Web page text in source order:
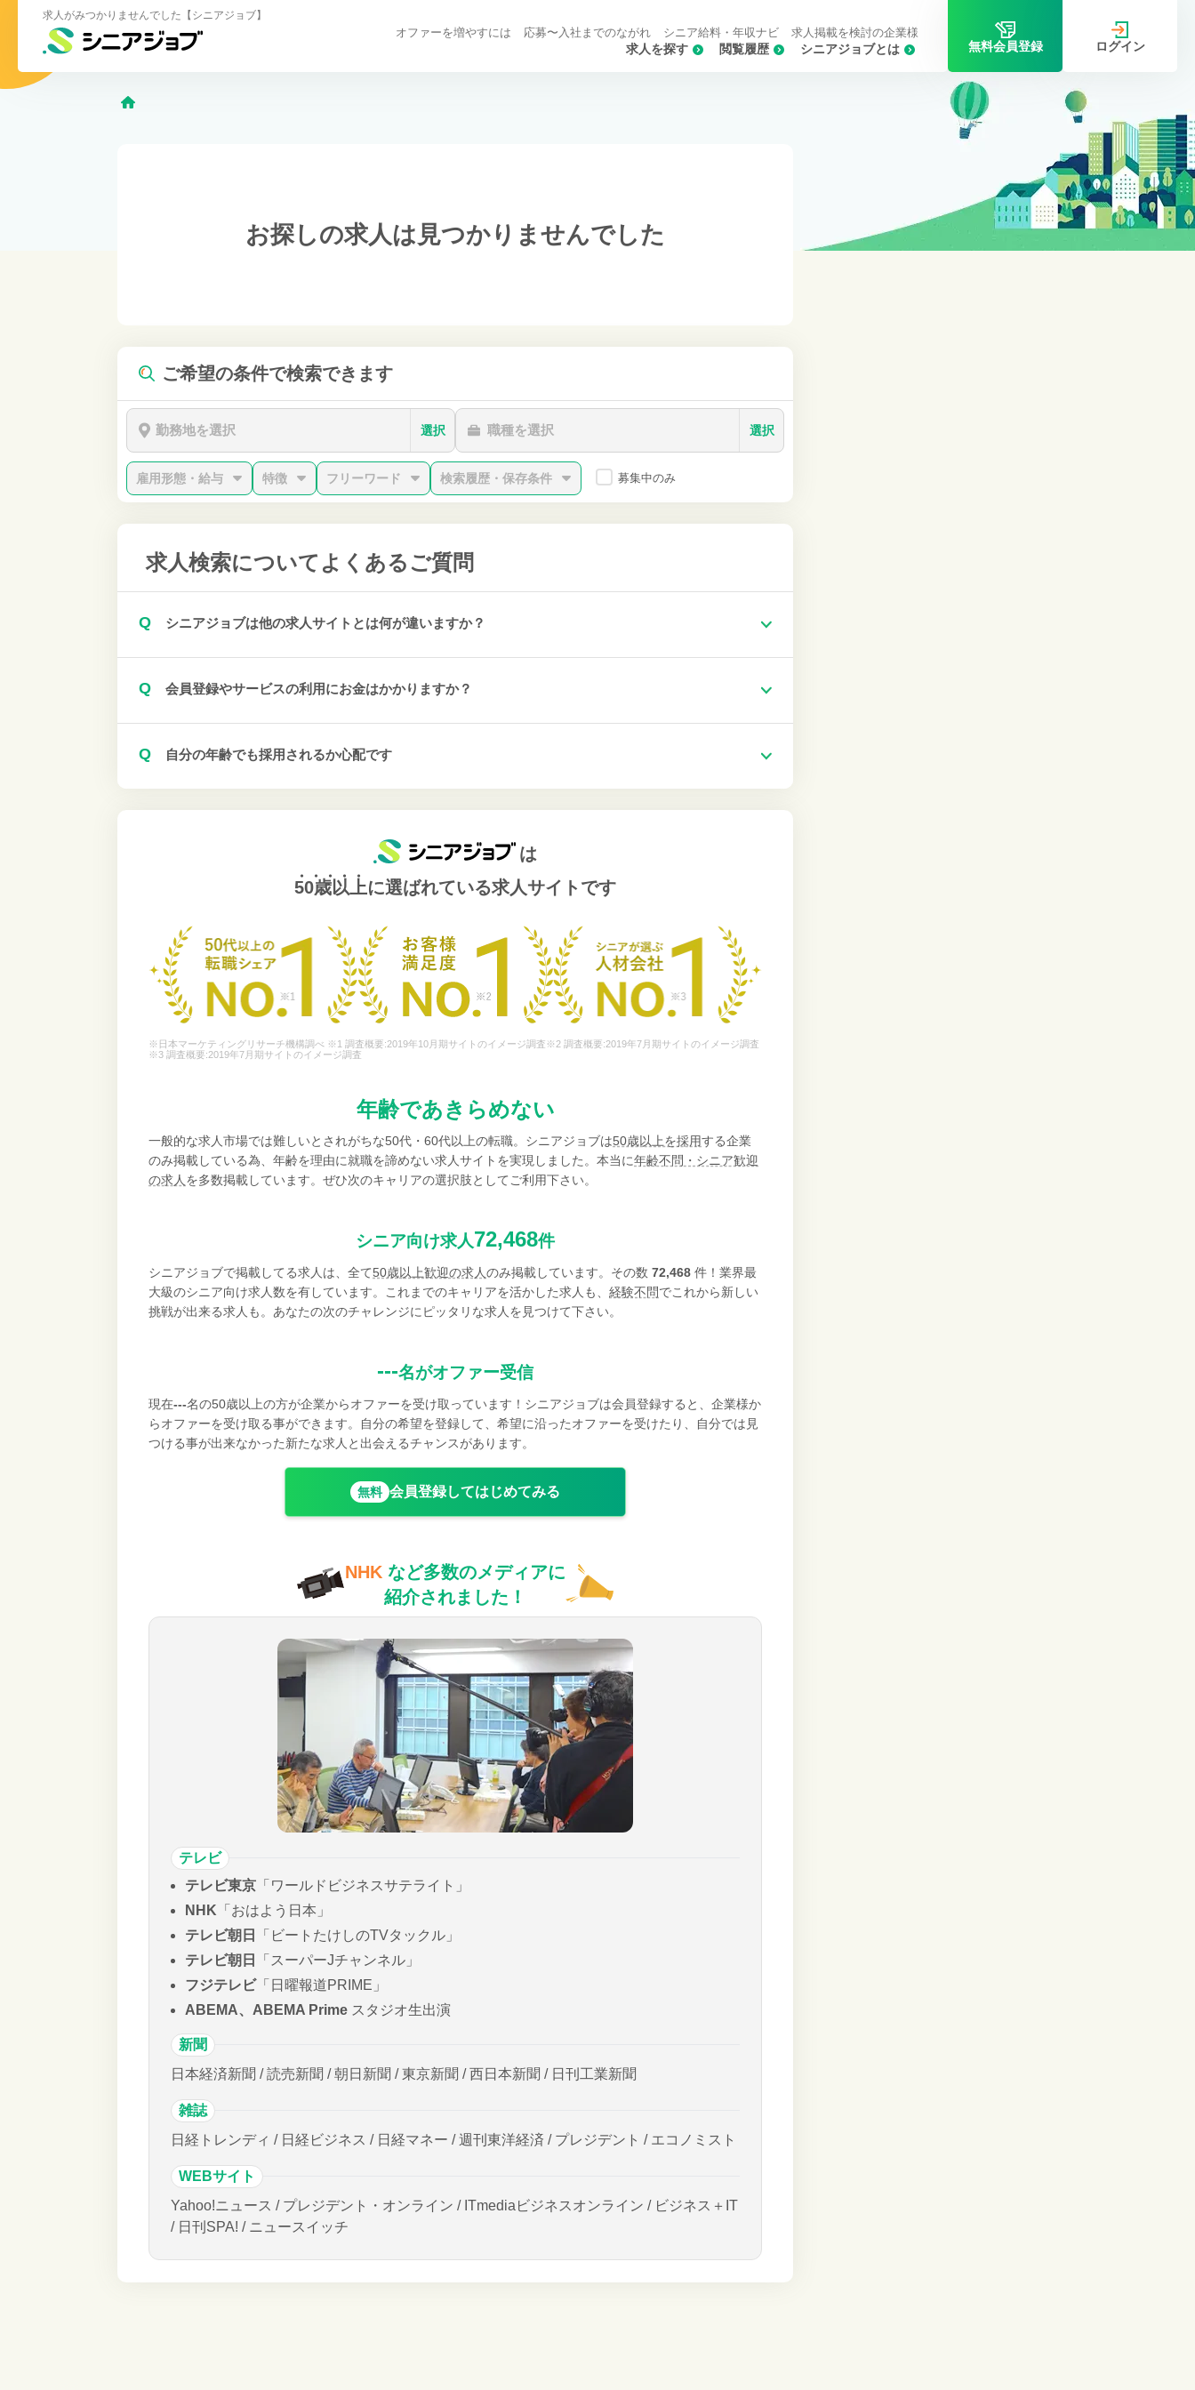
求人がみつかりませんでした【シニアジョブ】
求人を探す シニアジョブとは
閲覧履歴
オファーを増やすには 応募〜入社までのながれ シニア給料・年収ナビ 求人掲載を検討の企業様
無料会員登録 ログイン
お探しの求人は 見つかりませんでした
ご希望の条件で検索できます
勤務地を選択 選択 職種を選択 選択
雇用形態・給与 特徴 フリーワード 検索履歴・保存条件 募集中のみ
求人検索について よくあるご質問
Q シニアジョブは他の求人サイトとは何が違いますか？
Q 会員登録やサービスの利用にお金はかかりますか？
Q 自分の年齢でも採用されるか心配です
は
50歳以上に選ばれている求人サイトです
※日本マーケティングリサーチ機構調べ ※1 調査概要:2019年10月期サイトのイメージ調査※2 調査概要:2019年7月期サイトのイメージ調査
※3 調査概要:2019年7月期サイトのイメージ調査
年齢であきらめない
一般的な求人市場では難しいとされがちな50代・60代以上の転職。シニアジョブは50歳以上を採用する企業
のみ掲載している為、年齢を理由に就職を諦めない求人サイトを実現しました。本当に年齢不問・シニア歓迎
の求人 を多数掲載しています。ぜひ次のキャリアの選択肢としてご利用下さい。
シニア向け求人72,468件
シニアジョブで掲載してる求人は、全て50歳以上歓迎の求人のみ掲載しています。その数 72,468 件！業界最
大級のシニア向け求人数を有しています。これまでのキャリアを活かした求人も、 経験不問でこれから新しい
挑戦が出来る求人も。あなたの次のチャレンジにピッタリな求人を見つけて下さい。
---名がオファー受信
現在---名の50歳以上の方が企業からオファーを受け取っています！シニアジョブは会員登録すると、企業様か
らオファーを受け取る事ができます。自分の希望を登録して、希望に沿ったオファーを受けたり、自分では見
つける事が出来なかった新たな求人と出会えるチャンスがあります。
無料 会員登録してはじめてみる
NHK など多数のメディアに
紹介されました！
テレビ
テレビ東京 「ワールドビジネスサテライト」
NHK 「おはよう日本」
テレビ朝日
「ビートたけしのTVタックル」
テレビ朝日
「スーパーJチャンネル」
フジテレビ「日曜報道PRIME」
ABEMA、ABEMA Prime スタジオ生出演
新聞
日本経済新聞 / 読売新聞 / 朝日新聞 / 東京新聞 / 西日本新聞 / 日刊工業新聞
雑誌
日経トレンディ / 日経ビジネス / 日経マネー / 週刊東洋経済 / プレジデント / エコノミスト
WEBサイト
Yahoo!ニュース / プレジデント・オンライン / ITmediaビジネスオンライン / ビジネス＋IT
/ 日刊SPA! / ニュースイッチ